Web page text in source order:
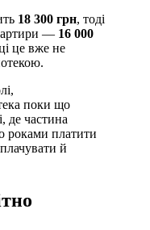
18 300 грн, тоді
— 16 000
це вже не
поки що
де частина
роками платити
й